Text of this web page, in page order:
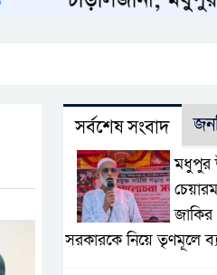
সর্বশেষ সংবাদ
মধুপুর
সরকারকে নিয়ে তৃণমূলে